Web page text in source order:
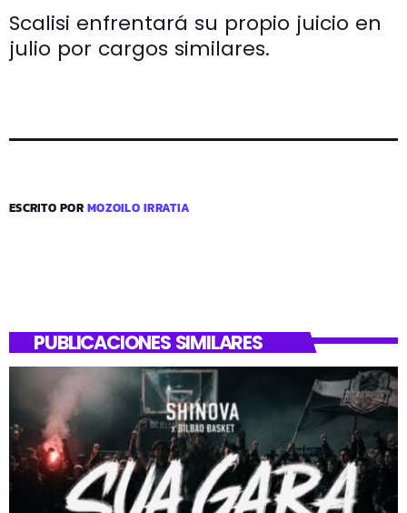
Scalisi enfrentará su propio juicio en
julio por cargos similares.
ESCRITO PORMOZOILO IRRATIA
PUBLICACIONES SIMILARES